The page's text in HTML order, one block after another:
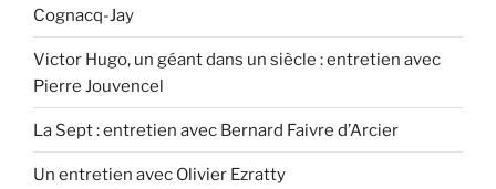
Cognacq-Jay
Victor Hugo, un géant dans un siècle : entretien avec
Pierre Jouvencel
La Sept : entretien avec Bernard Faivre d’Arcier
Un entretien avec Olivier Ezratty